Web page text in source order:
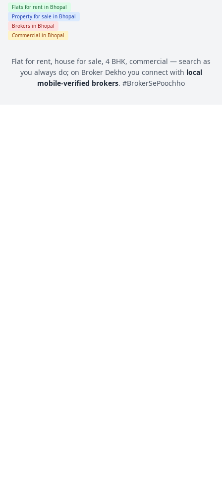
Flats for rent in Bhopal
Property for sale in Bhopal
Brokers in Bhopal
Commercial in Bhopal
Flat for rent, house for sale, 4 BHK, commercial — search as
you always do; on Broker Dekho you connect with local
mobile-verified brokers. #BrokerSePoochho